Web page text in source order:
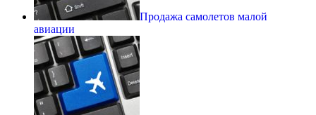
Продажа самолетов малой
авиации